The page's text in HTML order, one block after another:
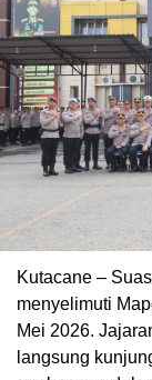
Kutacane –
menyelimuti
Mei 2026.
langsung